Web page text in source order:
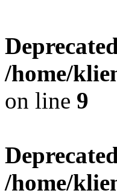
/home/
on line 9
/home/